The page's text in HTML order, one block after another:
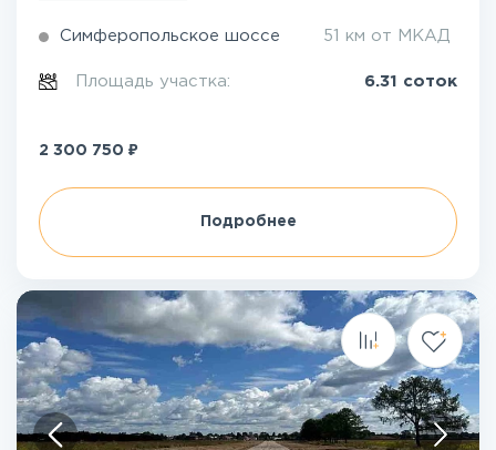
Симферопольское шоссе 51 км от МКАД
Площадь участка: 6.31 соток
2 300 750 ₽
Подробнее